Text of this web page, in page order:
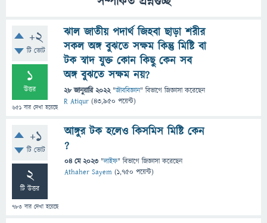
+2
টি ভোট
1
উত্তর
651 বার দেখা হয়েছে
ঝাল জাতীয় পদার্থ জিহবা ছাড়া শরীর
সকল অঙ্গ বুঝতে সক্ষম কিন্তু মিষ্টি বা
টক স্বাদ যুক্ত কোন কিছু কেন সব
অঙ্গ বুঝতে সক্ষম নয়?
28 জানুয়ারি 2022 "জীববিজ্ঞান" বিভাগে জিজ্ঞাসাকরেছেন
R Atiqur (43,950 পয়েন্ট)
+1
টি ভোট
2
টি উত্তর
783 বার দেখা হয়েছে
আঙ্গুর টক হলেও কিসমিস মিষ্টি কেন
?
04 মে 2023 "লাইফ" বিভাগে জিজ্ঞাসাকরেছেন
Athaher Sayem (1,750 পয়েন্ট)